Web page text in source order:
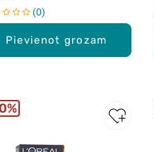
Pievienot grozam
0